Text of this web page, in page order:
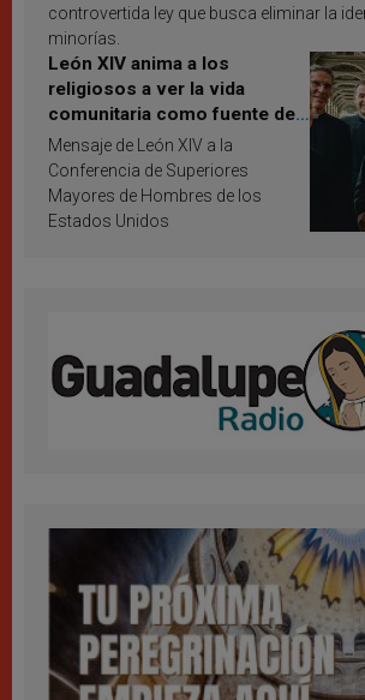
controvertida ley que busca eliminar la
minorías.
León XIV anima a los
religiosos a ver la vida
comunitaria como fuente de
inspiración y santificación
Mensaje de León XIV a la
Conferencia de Superiores
Mayores de Hombres de los
Estados Unidos